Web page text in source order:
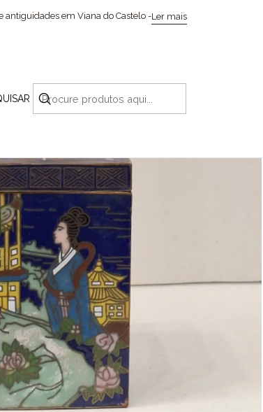
antiguidades em Viana do Castelo -Ler mais
Início Coleccionismo /